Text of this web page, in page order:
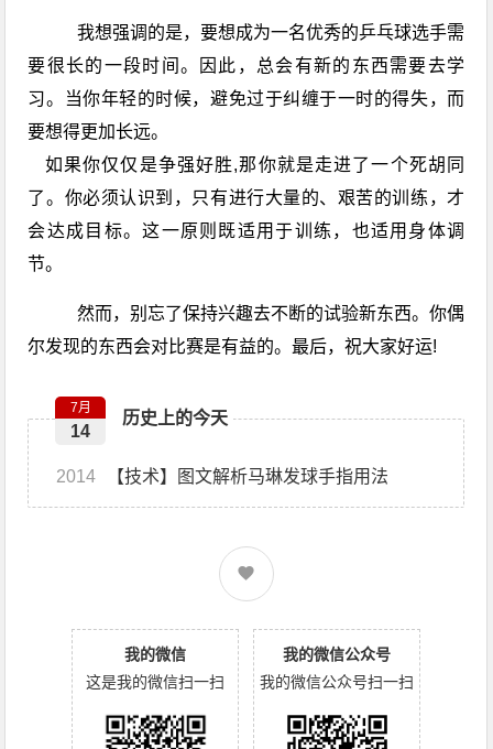
我想强调的是，要想成为一名优秀的乒乓球选手需
要很长的一段时间 。因此，总会有新的东西需要去学
习。当你年轻的时候，避免过于纠缠于一时的得失，而
要想得更加长远。
如果你仅仅是争强好胜,那你就是走进了一个死胡同
了。你必须认识到，只有进行大量的、艰苦的训练，才
会达成目标。这一原则既适用于训练，也适用身体调
节。
然而，别忘了保持兴趣去不断的试验新东西。你偶
尔发现的东西会对比赛是有益的。最后，祝大家好运!
历史上的今天
7月
14
2014 【技术】图文解析马琳发球手指用法
我的微信
这是我的微信扫一扫
我的微信公众号
我的微信公众号扫一扫